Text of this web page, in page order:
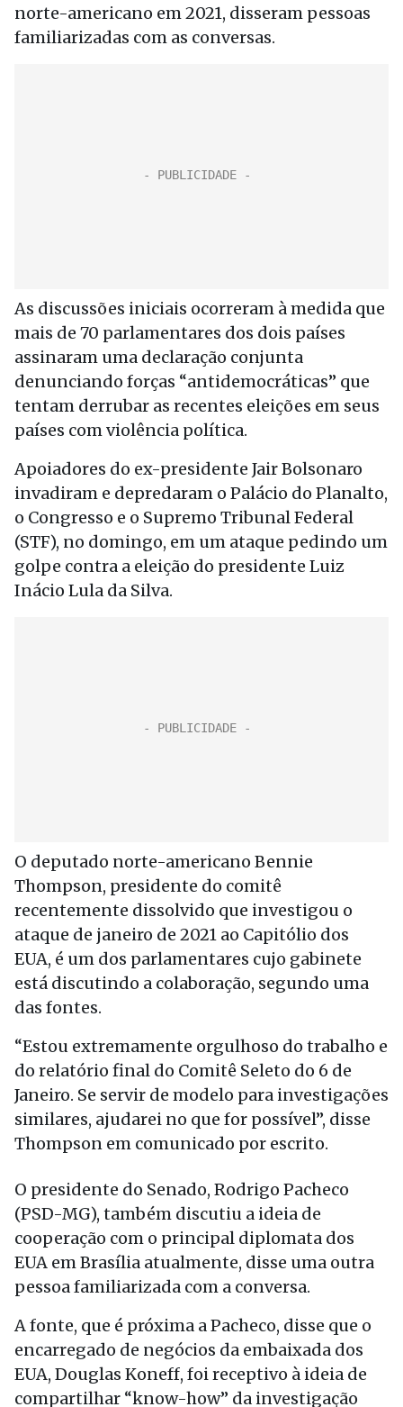
norte-americano em 2021, disseram pessoas
familiarizadas com as conversas.
As discussões iniciais ocorreram à medida que
mais de 70 parlamentares dos dois países
assinaram uma declaração conjunta
denunciando forças “antidemocráticas” que
tentam derrubar as recentes eleições em seus
países com violência política.
Apoiadores do ex-presidente Jair Bolsonaro
invadiram e depredaram o Palácio do Planalto,
o Congresso e o Supremo Tribunal Federal
(STF), no domingo, em um ataque pedindo um
golpe contra a eleição do presidente Luiz
Inácio Lula da Silva.
O deputado norte-americano Bennie
Thompson, presidente do comitê
recentemente dissolvido que investigou o
ataque de janeiro de 2021 ao Capitólio dos
EUA, é um dos parlamentares cujo gabinete
está discutindo a colaboração, segundo uma
das fontes.
“Estou extremamente orgulhoso do trabalho e
do relatório final do Comitê Seleto do 6 de
Janeiro. Se servir de modelo para investigações
similares, ajudarei no que for possível”, disse
Thompson em comunicado por escrito.
O presidente do Senado, Rodrigo Pacheco
(PSD-MG), também discutiu a ideia de
cooperação com o principal diplomata dos
EUA em Brasília atualmente, disse uma outra
pessoa familiarizada com a conversa.
A fonte, que é próxima a Pacheco, disse que o
encarregado de negócios da embaixada dos
EUA, Douglas Koneff, foi receptivo à ideia de
compartilhar “know-how” da investigação